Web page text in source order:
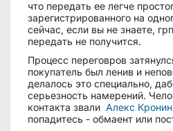
что передать ее легче
зарегистрированного на
сейчас, если вы не знаете,
передать не получится.
Процесс переговров
покупатель был ленив и
делалось это специально,
серьезность намерений.
контакта звали Алекс Кронин
попадитесь - обмаент или